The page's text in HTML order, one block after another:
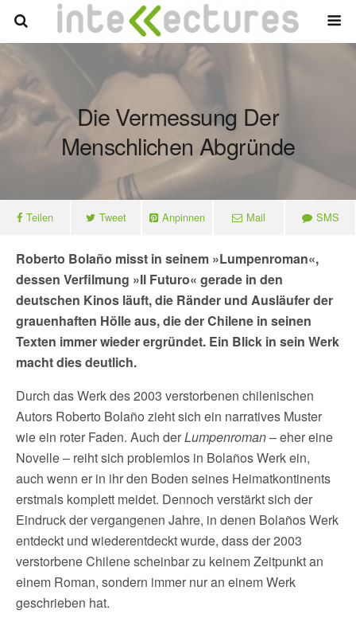
Die Vermessung Der
Menschlichen Abgründe
Teilen Tweet Anpinnen Mail SMS
Roberto Bolaño misst in seinem »Lumpenroman«,
dessen Verfilmung »Il Futuro« gerade in den
deutschen Kinos läuft, die Ränder und Ausläufer der
grauenhaften Hölle aus, die der Chilene in seinen
Texten immer wieder ergründet. Ein Blick in sein Werk
macht dies deutlich.
Durch das Werk des 2003 verstorbenen chilenischen
Autors Roberto Bolaño zieht sich ein narratives Muster
wie ein roter Faden. Auch derLumpenroman– eher eine
Novelle – reiht sich problemlos in Bolaños Werk ein,
auch wenn er in ihr den Boden seines Heimatkontinents
erstmals komplett meidet. Dennoch verstärkt sich der
Eindruck der vergangenen Jahre, in denen Bolaños Werk
entdeckt und wiederentdeckt wurde, dass der 2003
verstorbene Chilene scheinbar zu keinem Zeitpunkt an
einem Roman, sondern immer nur an einem Werk
geschrieben hat.